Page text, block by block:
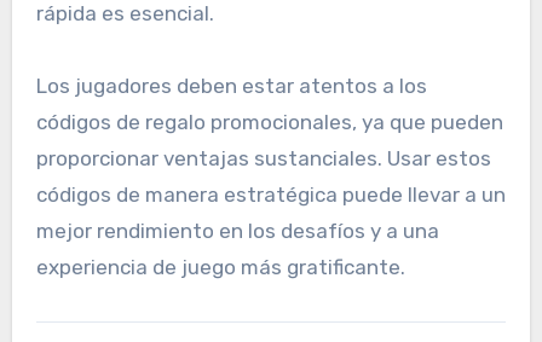
rápida es esencial.
Los jugadores deben estar atentos a los
códigos de regalo promocionales, ya que pueden
proporcionar ventajas sustanciales. Usar estos
códigos de manera estratégica puede llevar a un
mejor rendimiento en los desafíos y a una
experiencia de juego más gratificante.